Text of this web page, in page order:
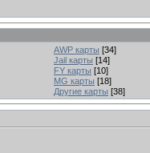
AWP карты [34]
Jail карты [14]
FY карты [10]
MG карты [18]
Другие карты [38]